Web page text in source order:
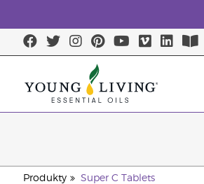
Produkty Super C Tablets